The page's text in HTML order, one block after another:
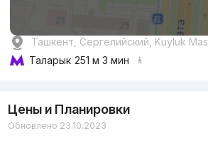
Ташкент, Сергелийский, Kuyluk
Таларык 251 м 3 мин
Цены и Планировки
Обновлено 23.10.2023